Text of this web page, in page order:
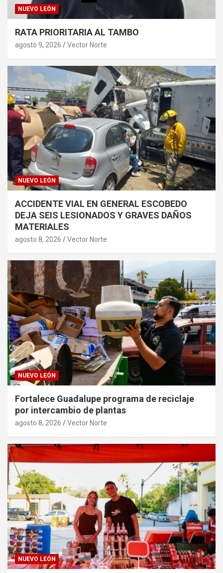
NUEVO LEÓN
RATA PRIORITARIA AL TAMBO
agosto 9, 2026 Vector Norte
NUEVO LEÓN
ACCIDENTE VIAL EN GENERAL ESCOBEDO
DEJA SEIS LESIONADOS Y GRAVES DAÑOS
MATERIALES
agosto 8, 2026 Vector Norte
NUEVO LEÓN
Fortalece Guadalupe programa de reciclaje
por intercambio de plantas
agosto 8, 2026 Vector Norte
NUEVO LEÓN